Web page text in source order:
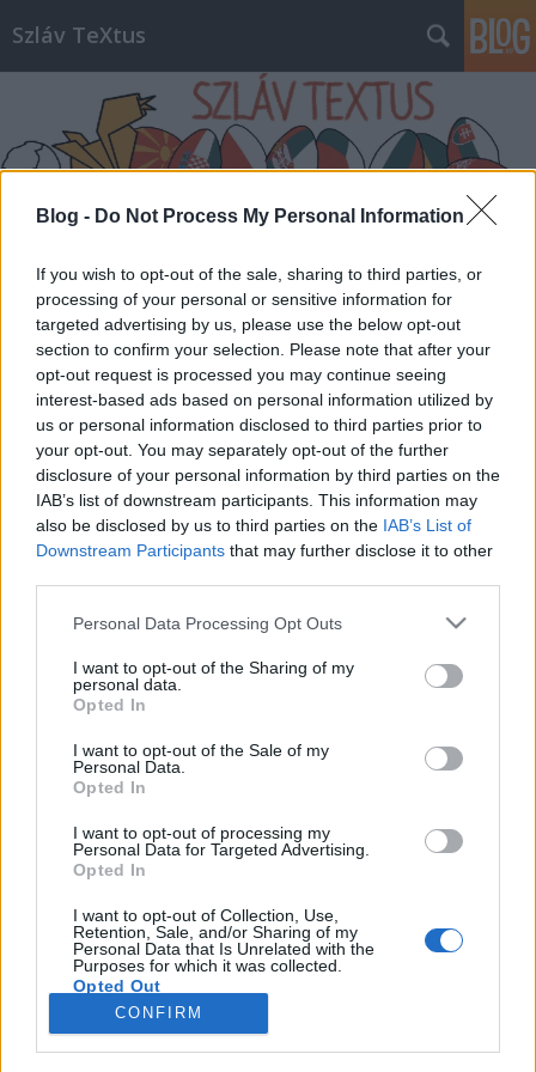
Blog - Do Not Process My Personal Information
If you wish to opt-out of the sale, sharing to third parties, or
processing of your personal or sensitive information for
targeted advertising by us, please use the below opt-out
section to confirm your selection. Please note that after your
opt-out request is processed you may continue seeing
interest-based ads based on personal information utilized by
us or personal information disclosed to third parties prior to
your opt-out. You may separately opt-out of the further
disclosure of your personal information by third parties on the
IAB’s list of downstream participants. This information may
also be disclosed by us to third parties on the IAB’s List of
Downstream Participants that may further disclose it to other
Please note that this website/app uses one or more Google
not limited to your visit or usage behaviour. You may click to
grant or deny consent to Google and its third-party tags to
use your data for below specified purposes in below Google
consent section.
Personal Data Processing Opt Outs
I want to opt-out of the Sharing of my
personal data.
Opted In
I want to opt-out of the Sale of my
Personal Data.
Opted In
I want to opt-out of processing my
Personal Data for Targeted Advertising.
Opted In
I want to opt-out of Collection, Use,
Retention, Sale, and/or Sharing of my
Personal Data that Is Unrelated with the
Purposes for which it was collected.
Opted Out
Google consents
CONFIRM
Szláv TeXtus
Az orvostudomány prométheuszi
álma - Könyvbemutató a Lengyel
Intézetben
szlavtextus • 2015. február 10.
"Az élet rövid, a művészet hosszú, az alkalom
mulandó, a tapasztalat csalóka, ítélni nehéz."
(Hippokratész) Az Európa Könyvkiadó és a
budapesti Lengyel Intézet közös könyvbemutatóján
barátja és egykori munkatársa, Jerzy…
„Hérakleitosz folyójában” - lengyel
emlékest az OIK-ban
szlavtextus•2013. május 25.
Wisława Szymborska – Andrzej Szczeklik emlékest
két hangra, zenére és képekre Közreműködik: Trojan
összeállította és rendezte: Trojan Tünde Időpont:
2013. május 27., hétfő 17 óra Helyszín: Országos
Idegennyelvű…